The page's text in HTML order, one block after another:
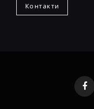
Контакти